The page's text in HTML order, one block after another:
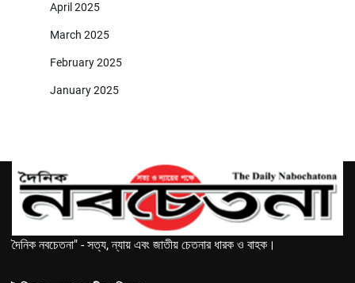
April 2025
March 2025
February 2025
January 2025
দৈনিক নবচেতনা" - সত্য, ন্যায় এবং জাতীয় চেতনার ধারক ও বাহক।